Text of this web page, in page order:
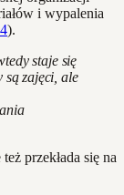
i wypalenia
).
staje się
są zajęci, ale
przekłada się na